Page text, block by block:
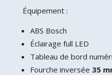
Équipement :
ABS Bosch
Éclairage full LED
Tableau de bord
Fourche inversée 35